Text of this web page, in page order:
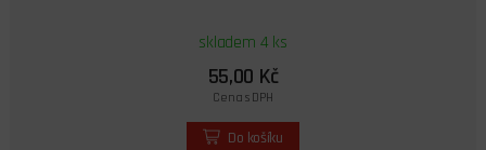
skladem 4 ks
55,00 Kč
Cena s DPH
Do košíku